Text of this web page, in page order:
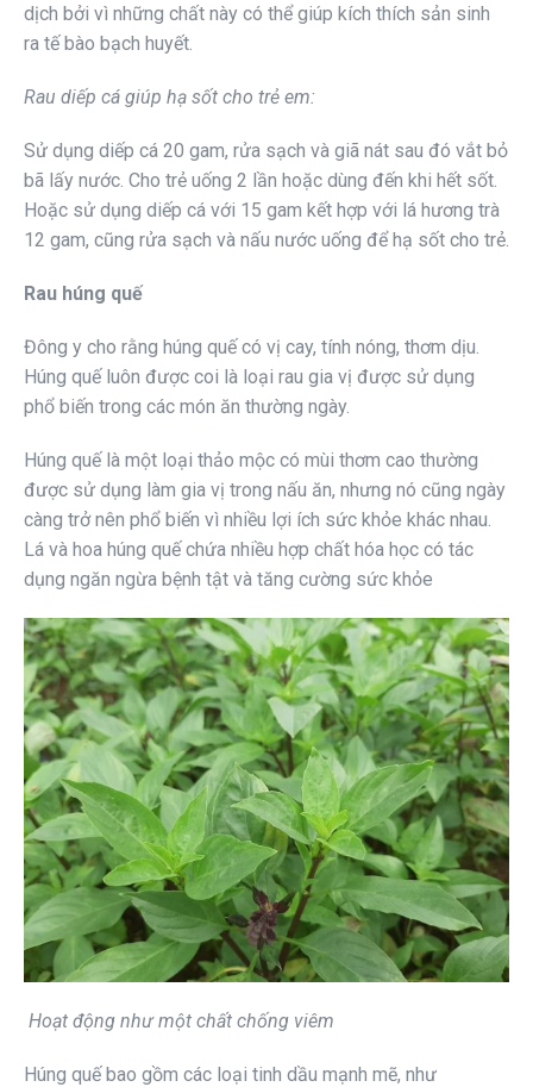
dịch bởi vì những chất này có thể giúp kích thích sản sinh
ra tế bào bạch huyết.
Rau diếp cá giúp hạ sốt cho trẻ em:
Sử dụng diếp cá 20 gam, rửa sạch và giã nát sau đó vắt bỏ
bã lấy nước. Cho trẻ uống 2 lần hoặc dùng đến khi hết sốt.
Hoặc sử dụng diếp cá với 15 gam kết hợp với lá hương trà
12 gam, cũng rửa sạch và nấu nước uống để hạ sốt cho trẻ.
Rau húng quế
Đông y cho rằng húng quế có vị cay, tính nóng, thơm dịu.
Húng quế luôn được coi là loại rau gia vị được sử dụng
phổ biến trong các món ăn thường ngày.
Húng quế là một loại thảo mộc có mùi thơm cao thường
được sử dụng làm gia vị trong nấu ăn, nhưng nó cũng ngày
càng trở nên phổ biến vì nhiều lợi ích sức khỏe khác nhau.
Lá và hoa húng quế chứa nhiều hợp chất hóa học có tác
dụng ngăn ngừa bệnh tật và tăng cường sức khỏe
Hoạt động như một chất chống viêm
Húng quế bao gồm các loại tinh dầu mạnh mẽ, như